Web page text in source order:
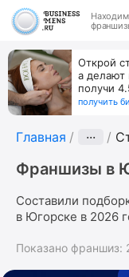
Находим
Открой
а делают
получи
получить
Главная ···
Франшизы в
Составили
в Югорске в 2026
Показано франшиз: